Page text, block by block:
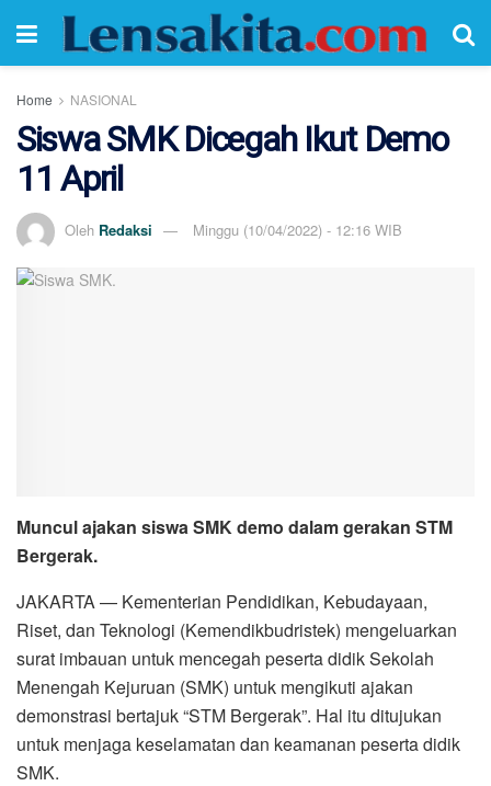
Home NASIONAL
Siswa SMK Dicegah Ikut Demo
11 April
Oleh Redaksi Minggu (10/04/2022) - 12:16 WIB
Muncul ajakan siswa SMK demo dalam gerakan STM
Bergerak.
JAKARTA — Kementerian Pendidikan, Kebudayaan,
Riset, dan Teknologi (Kemendikbudristek) mengeluarkan
surat imbauan untuk mencegah peserta didik Sekolah
Menengah Kejuruan (SMK) untuk mengikuti ajakan
demonstrasi bertajuk “STM Bergerak”. Hal itu ditujukan
untuk menjaga keselamatan dan keamanan peserta didik
SMK.